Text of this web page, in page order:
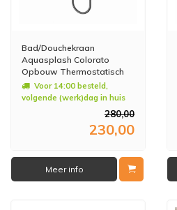
Bad/Douchekraan
Aquasplash Colorato
Opbouw Thermostatisch
Gunmetal
Voor 14:00 besteld,
volgende (werk)dag in huis
280,00
230,00
Meer info